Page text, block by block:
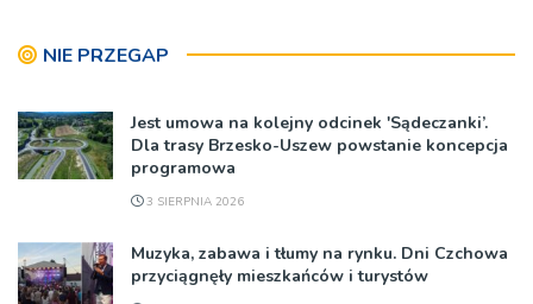
NIE PRZEGAP
Jest umowa na kolejny odcinek 'Sądeczanki’.
Dla trasy Brzesko-Uszew powstanie koncepcja
programowa
3 SIERPNIA 2026
Muzyka, zabawa i tłumy na rynku. Dni Czchowa
przyciągnęły mieszkańców i turystów